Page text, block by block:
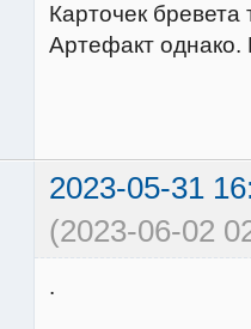
Карточек
Артефакт однако.
2023-05-31
(2023-06-02
.